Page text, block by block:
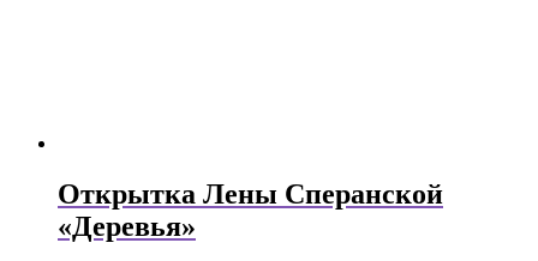
Открытка Лены Сперанской
«Деревья»